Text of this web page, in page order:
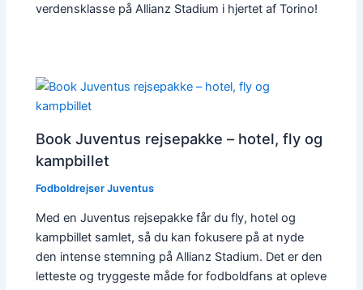
verdensklasse på Allianz Stadium i hjertet af Torino!
Book Juventus rejsepakke – hotel, fly og
kampbillet
Fodboldrejser Juventus
Med en Juventus rejsepakke får du fly, hotel og
kampbillet samlet, så du kan fokusere på at nyde
den intense stemning på Allianz Stadium. Det er den
letteste og tryggeste måde for fodboldfans at opleve